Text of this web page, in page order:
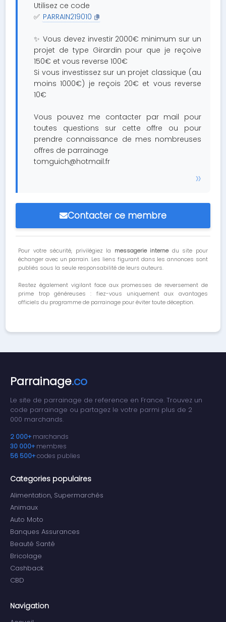
Utilisez ce code
✅ PARRAIN219010
✨ Vous devez investir 2000€ minimum sur un
projet de type Girardin pour que je reçoive
150€ et vous reverse 100€
Si vous investissez sur un projet classique (au
moins 1000€) je reçois 20€ et vous reverse
10€
Vous pouvez me contacter par mail pour
toutes questions sur cette offre ou pour
prendre connaissance de mes nombreuses
offres de parrainage
tomguich@hotmail.fr
Contacter ce membre
Pour votre sécurité, privilégiez la messagerie internedu site pour
échanger avec un parrain. Les liens figurant dans les annonces sont
publiés sous la seule responsabilité de leurs auteurs.
Restez également vigilant face aux promesses de reversement de
prime trop généreuses : fiez-vous uniquement aux avantages
officiels du programme de parrainage pour éviter toute déception.
Parrainage.co
Le site de parrainage de reference en France. Trouvez un
code parrainage ou partagez le votre parmi plus de 2
000 marchands.
2 000+ marchands
30 000+ membres
56 500+codes publies
Categories populaires
Alimentation, Supermarchés
Animaux
Auto Moto
Banques Assurances
Beauté Santé
Bricolage
Cashback
CBD
Navigation